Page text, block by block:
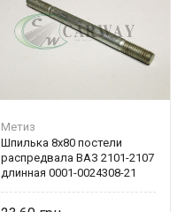
Метиз
Шпилька 8х80 постели
распредвала ВАЗ 2101-2107
длинная 0001-0024308-21